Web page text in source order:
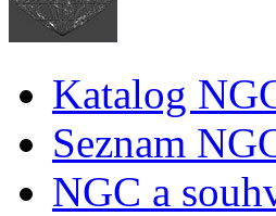
Katalog
Seznam
NGC a